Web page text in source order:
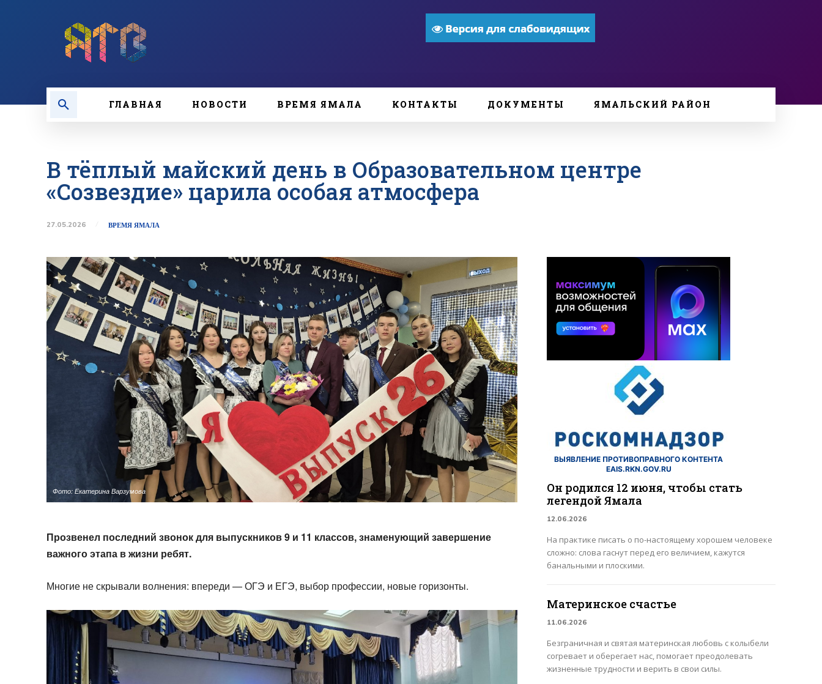
ГЛАВНАЯ НОВОСТИ ВРЕМЯ ЯМАЛА КОНТАКТЫ ДОКУМЕНТЫ ЯМАЛЬСКИЙ РАЙОН
В тёплый майский день в Образовательном центре
«Созвездие» царила особая атмосфера
27.05.2026 ВРЕМЯ ЯМАЛА
Фото: Екатерина Варзумова
Прозвенел последний звонок для выпускников 9 и 11 классов, знаменующий завершение
важного этапа в жизни ребят.
Многие не скрывали волнения: впереди — ОГЭ и ЕГЭ, выбор профессии, новые горизонты.
ВЫЯВЛЕНИЕ ПРОТИВОПРАВНОГО КОНТЕНТА
EAIS.RKN.GOV.RU
Он родился 12 июня, чтобы стать
легендой Ямала
12.06.2026
На практике писать о по-настоящему хорошем человеке
сложно: слова гаснут перед его величием, кажутся
банальными и плоскими.
Материнское счастье
11.06.2026
Безграничная и святая материнская любовь с колыбели
согревает и оберегает нас, помогает преодолевать
жизненные трудности и верить в свои силы.